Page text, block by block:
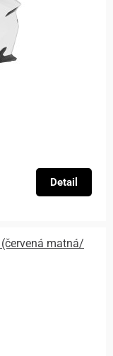
Detail
(červená matná/